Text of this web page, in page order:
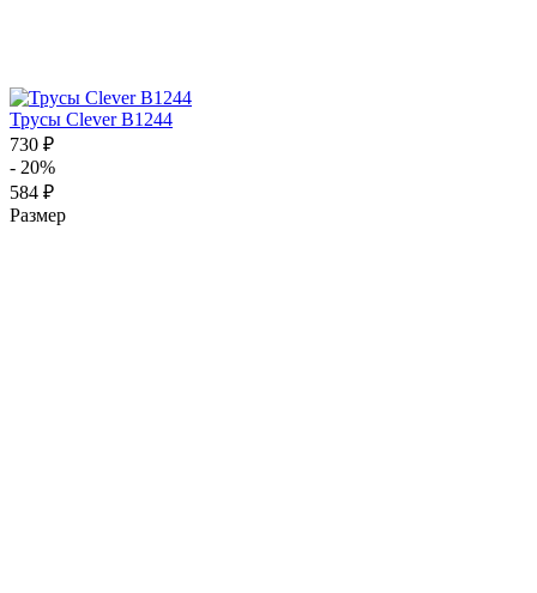
Трусы Clever B1244
730 ₽
- 20%
584 ₽
Размер